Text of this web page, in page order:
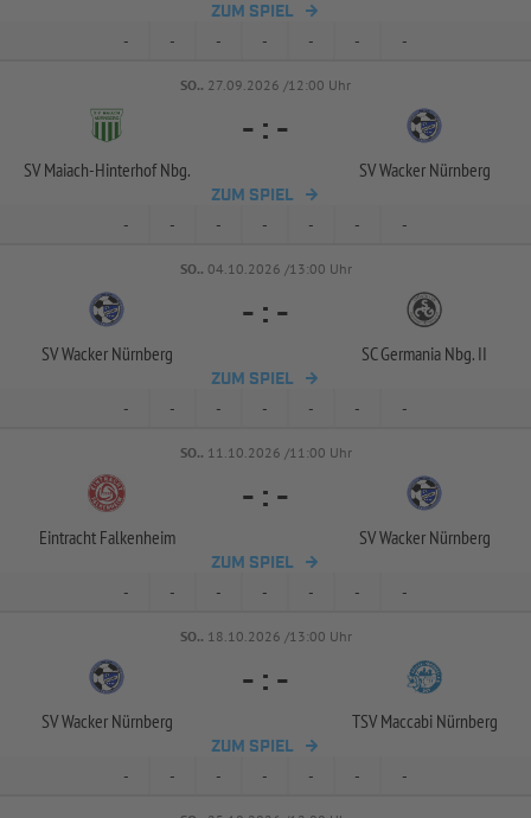
ZUM SPIEL
- - - - - - -
SO.. 27.09.2026 /12:00 Uhr
SV Maiach-Hinterhof Nbg.
- : -
SV Wacker Nürnberg
ZUM SPIEL
- - - - - - -
SO.. 04.10.2026 /13:00 Uhr
SV Wacker Nürnberg
- : -
SC Germania Nbg. II
ZUM SPIEL
- - - - - - -
SO.. 11.10.2026 /11:00 Uhr
Eintracht Falkenheim
- : -
SV Wacker Nürnberg
ZUM SPIEL
- - - - - - -
SO.. 18.10.2026 /13:00 Uhr
SV Wacker Nürnberg
- : -
TSV Maccabi Nürnberg
ZUM SPIEL
- - - - - - -